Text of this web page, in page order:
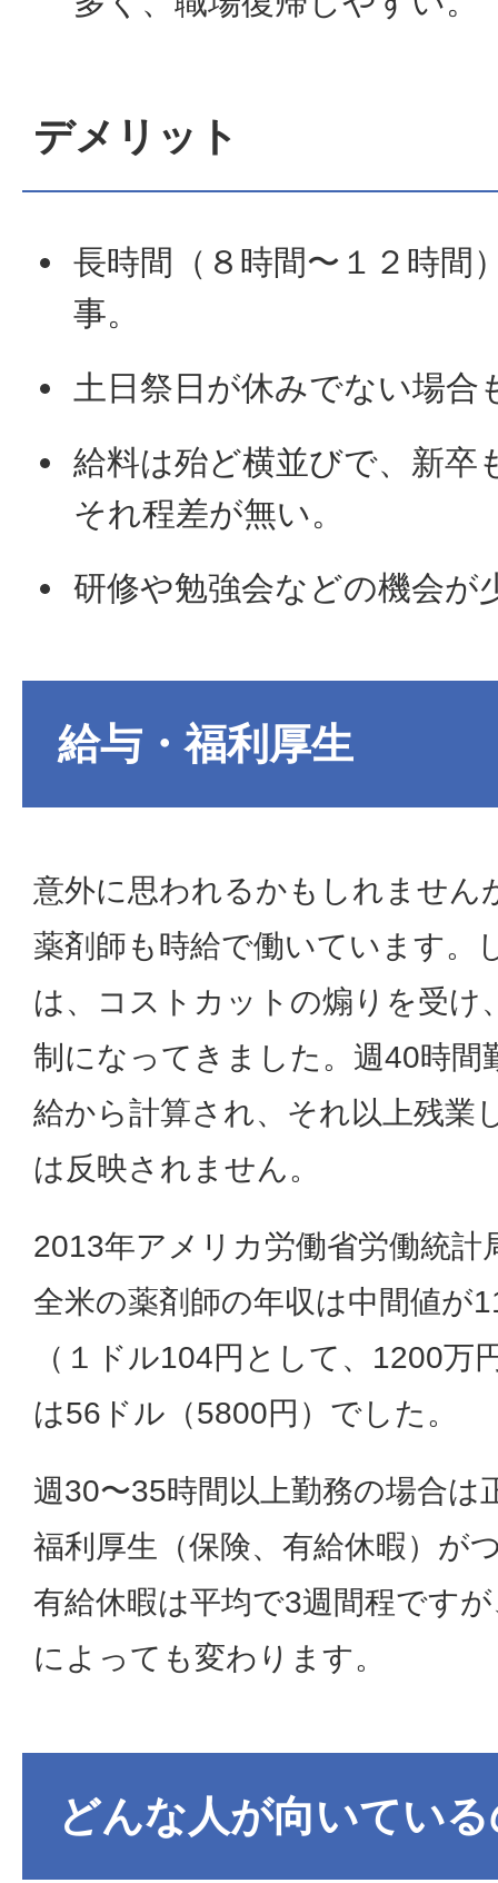
デメリット
長時間（８時間〜１２時間
事。
土日祭日が休みでない場合
給料は殆ど横並びで、新卒
それ程差が無い。
研修や勉強会などの機会が
給与・福利厚生
意外に思われるかもしれません
薬剤師も時給で働いています。
は、コストカットの煽りを受け
制になってきました。週40時間
給から計算され、それ以上残業
は反映されません。
2013年アメリカ労働省労働統計
全米の薬剤師の年収は中間値が
（１ドル104円として、1200万
は56ドル（5800円）でした。
週30〜35時間以上勤務の場合は
福利厚生（保険、有給休暇）
有給休暇は平均で3週間程です
によっても変わります。
どんな人が向いてい